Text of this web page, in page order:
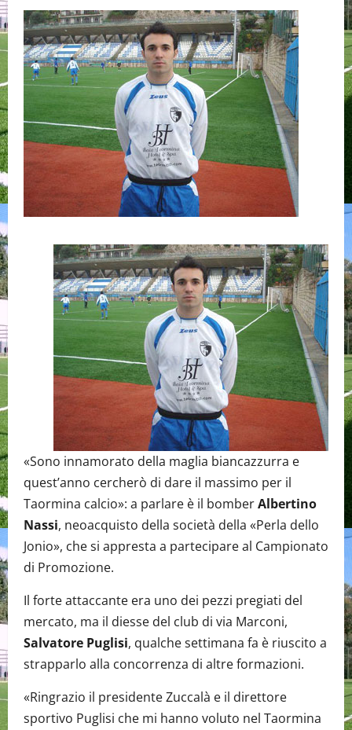
«Sono innamorato della maglia biancazzurra e
quest’anno cercherò di dare il massimo per il
Taormina calcio»: a parlare è il bomberAlbertino
Nassi, neoacquisto della società della «Perla dello
Jonio», che si appresta a partecipare al Campionato
di Promozione.
Il forte attaccante era uno dei pezzi pregiati del
mercato, ma il diesse del club di via Marconi,
Salvatore Puglisi, qualche settimana fa è riuscito a
strapparlo alla concorrenza di altre formazioni.
«Ringrazio il presidente Zuccalà e il direttore
sportivo Puglisi che mi hanno voluto nel Taormina